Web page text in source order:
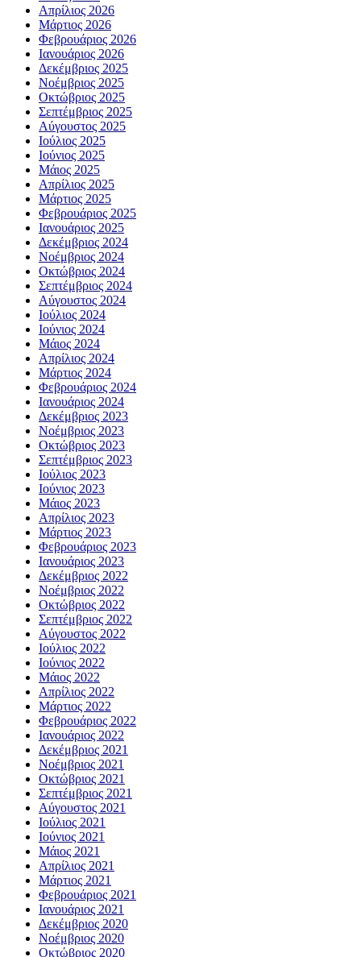
Απρίλιος 2026
Μάρτιος 2026
Φεβρουάριος 2026
Ιανουάριος 2026
Δεκέμβριος 2025
Νοέμβριος 2025
Οκτώβριος 2025
Σεπτέμβριος 2025
Αύγουστος 2025
Ιούλιος 2025
Ιούνιος 2025
Μάιος 2025
Απρίλιος 2025
Μάρτιος 2025
Φεβρουάριος 2025
Ιανουάριος 2025
Δεκέμβριος 2024
Νοέμβριος 2024
Οκτώβριος 2024
Σεπτέμβριος 2024
Αύγουστος 2024
Ιούλιος 2024
Ιούνιος 2024
Μάιος 2024
Απρίλιος 2024
Μάρτιος 2024
Φεβρουάριος 2024
Ιανουάριος 2024
Δεκέμβριος 2023
Νοέμβριος 2023
Οκτώβριος 2023
Σεπτέμβριος 2023
Ιούλιος 2023
Ιούνιος 2023
Μάιος 2023
Απρίλιος 2023
Μάρτιος 2023
Φεβρουάριος 2023
Ιανουάριος 2023
Δεκέμβριος 2022
Νοέμβριος 2022
Οκτώβριος 2022
Σεπτέμβριος 2022
Αύγουστος 2022
Ιούλιος 2022
Ιούνιος 2022
Μάιος 2022
Απρίλιος 2022
Μάρτιος 2022
Φεβρουάριος 2022
Ιανουάριος 2022
Δεκέμβριος 2021
Νοέμβριος 2021
Οκτώβριος 2021
Σεπτέμβριος 2021
Αύγουστος 2021
Ιούλιος 2021
Ιούνιος 2021
Μάιος 2021
Απρίλιος 2021
Μάρτιος 2021
Φεβρουάριος 2021
Ιανουάριος 2021
Δεκέμβριος 2020
Νοέμβριος 2020
Οκτώβριος 2020